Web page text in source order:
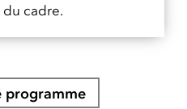
du cadre.
programme